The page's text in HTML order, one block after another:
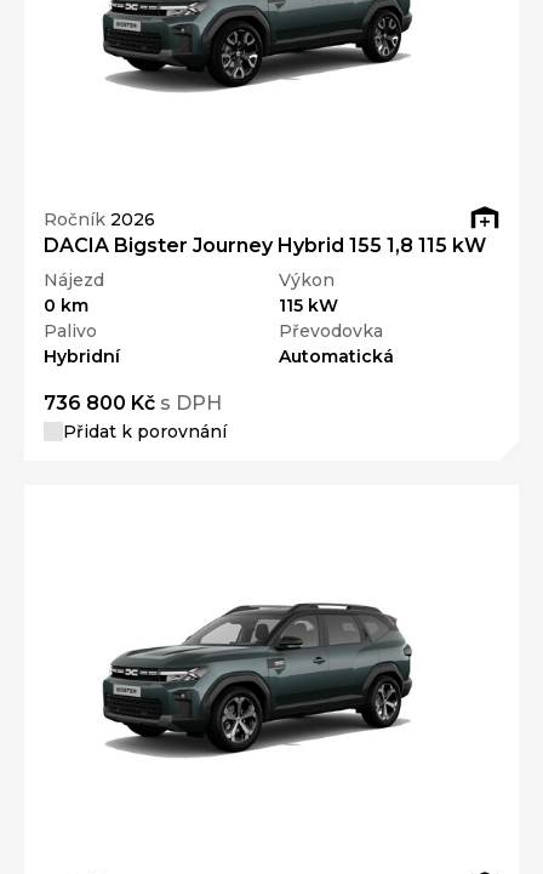
Ročník 2026
DACIA Bigster Journey Hybrid 155 1,8 115 kW
Nájezd
0 km
Výkon
115 kW
Palivo
Hybridní
Převodovka
Automatická
736 800 Kč s DPH
Přidat k porovnání